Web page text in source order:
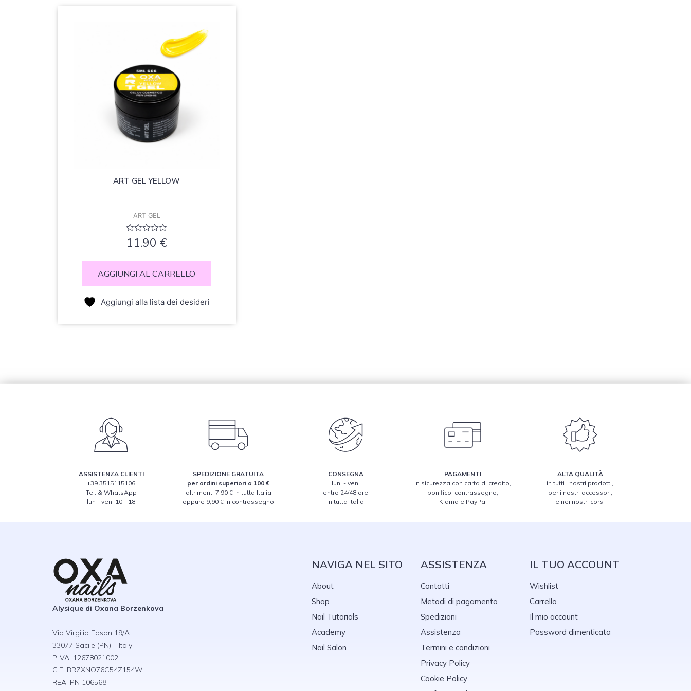
ART GEL YELLOW
ART GEL
Valutato
0
5
11.90 €
AGGIUNGI AL CARRELLO
Aggiungi alla lista dei desideri
ASSISTENZA CLIENTI
+39 3515115106
Tel. & WhatsApp
lun - ven. 10 - 18
SPEDIZIONE GRATUITA
per ordini superiori a 100 €
altrimenti 7,90 € in tutta Italia
oppure 9,90 € in contrassegno
CONSEGNA
lun. - ven.
entro 24/48 ore
in tutta Italia
PAGAMENTI
in sicurezza con carta di credito,
bonifico, contrassegno,
Klarna e PayPal
ALTA QUALITÀ
in tutti i nostri prodotti,
per i nostri accessori,
e nei nostri corsi
Alysique di Oxana Borzenkova
Via Virgilio Fasan 19/A
33077 Sacile (PN) – Italy
P.IVA: 12678021002
C.F: BRZXNO76C54Z154W
REA: PN 106568
NAVIGA NEL SITO
About
Shop
Nail Tutorials
Academy
Nail Salon
ASSISTENZA
Contatti
Metodi di pagamento
Spedizioni
Assistenza
Termini e condizioni
Privacy Policy
Cookie Policy
IL TUO ACCOUNT
Wishlist
Carrello
Il mio account
Password dimenticata